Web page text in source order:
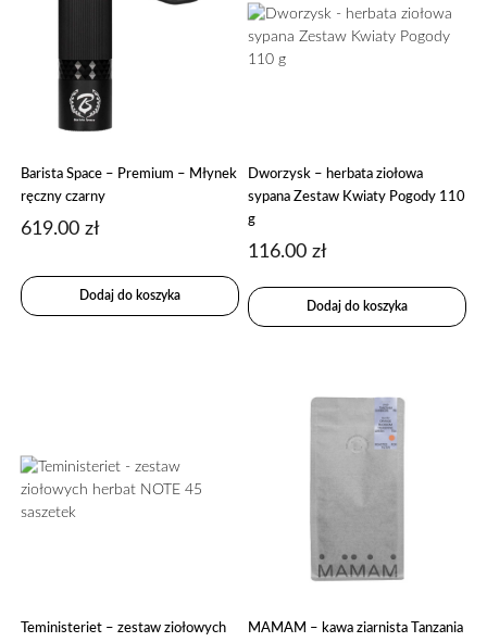
Barista Space – Premium – Młynek
ręczny czarny
619.00zł
Dodaj do koszyka
Dworzysk – herbata ziołowa
sypana Zestaw Kwiaty Pogody 110
g
116.00zł
Dodaj do koszyka
Teministeriet – zestaw ziołowych
MAMAM – kawa ziarnista Tanzania